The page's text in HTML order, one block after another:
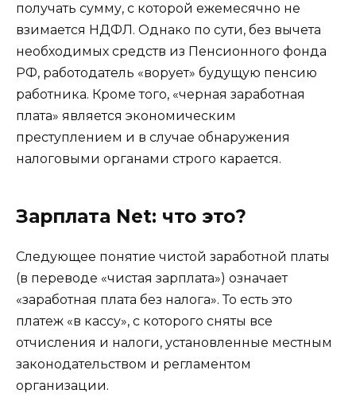
получать сумму, с которой ежемесячно не
взимается НДФЛ. Однако по сути, без вычета
необходимых средств из Пенсионного фонда
РФ, работодатель «ворует» будущую пенсию
работника. Кроме того, «черная заработная
плата» является экономическим
преступлением и в случае обнаружения
налоговыми органами строго карается.
Зарплата Net: что это?
Следующее понятие чистой заработной платы
(в переводе «чистая зарплата») означает
«заработная плата без налога». То есть это
платеж «в кассу», с которого сняты все
отчисления и налоги, установленные местным
законодательством и регламентом
организации.